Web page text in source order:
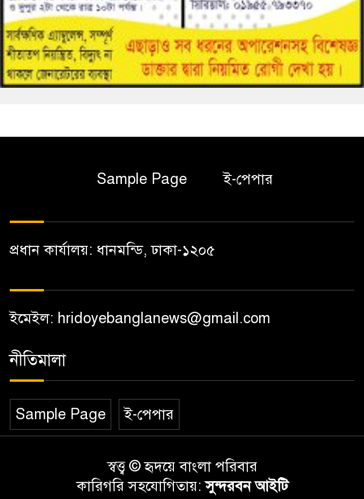
Sample Page ই-পেপার
প্রধান কার্যালয়: ধানমন্ডি, ঢাকা-১২০৫
ইমেইল: hridoyebanglanews@gmail.com
নীতিমালা
Sample Page ই-পেপার
স্বত্ত্ব © হৃদয়ে বাংলা পরিবার
কারিগরি সহযোগিতায়:সুন্দরবন আইটি